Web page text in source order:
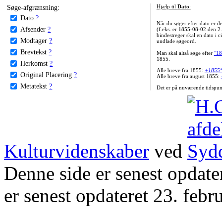
Søge-afgrænsning:
Dato ?
Afsender ?
Modtager ?
Brevtekst ?
Herkomst ?
Original Placering ?
Metatekst ?
Hjælp til Dato:
Når du søger efter dato er
(f.eks. er 1855-08-02 den
bindestreger skal en dato i
undlade søgeord.
Man skal altså søge efter
1855.
Alle breve fra 1855:
Alle breve fra august 1855:
Det er på nuværende
Kulturvidenskaber ved
Denne side er senest
er senest opdateret 23.